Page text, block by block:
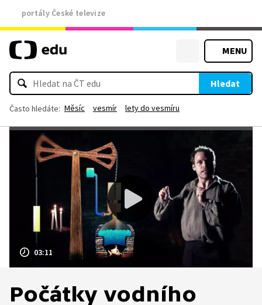
portály České televize
MENU
Hledat
Často hledáte: Měsíc vesmír lety do vesmíru
03:11
Počátky vodního